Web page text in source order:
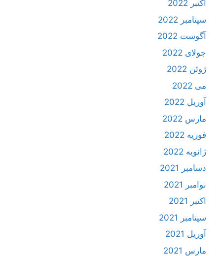
اکتبر 2022
سپتامبر 2022
آگوست 2022
جولای 2022
ژوئن 2022
می 2022
آوریل 2022
مارس 2022
فوریه 2022
ژانویه 2022
دسامبر 2021
نوامبر 2021
اکتبر 2021
سپتامبر 2021
آوریل 2021
مارس 2021